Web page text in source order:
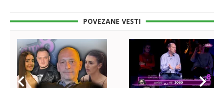
POVEZANE VESTI